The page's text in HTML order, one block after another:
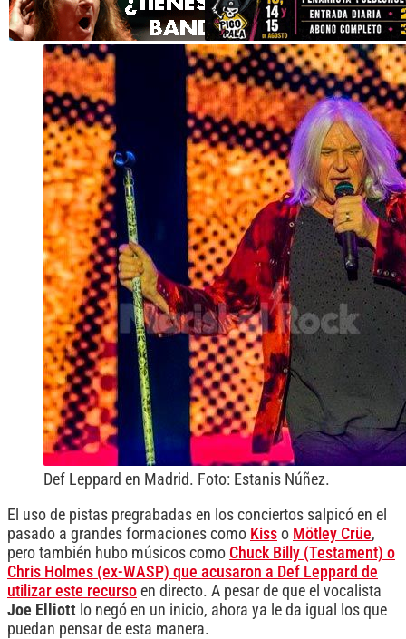
Def Leppard en Madrid. Foto: Estanis Núñez.
El uso de pistas pregrabadas en los conciertos salpicó en el
pasado a grandes formaciones como Kiss o Mötley Crüe,
pero también hubo músicos como Chuck Billy (Testament) o
Chris Holmes (ex-WASP) que acusaron a Def Leppard de
utilizar este recurso en directo. A pesar de que el vocalista
Joe Elliott lo negó en un inicio, ahora ya le da igual los que
puedan pensar de esta manera.